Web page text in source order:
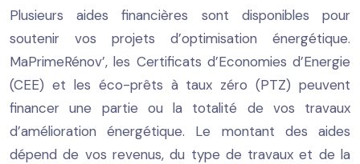
Plusieurs aides financières sont disponibles pour
soutenir vos projets d’optimisation énergétique.
MaPrimeRénov’, les Certificats d’Economies d’Energie
(CEE) et les éco-prêts à taux zéro (PTZ) peuvent
financer une partie ou la totalité de vos travaux
d’amélioration énergétique. Le montant des aides
dépend de vos revenus, du type de travaux et de la